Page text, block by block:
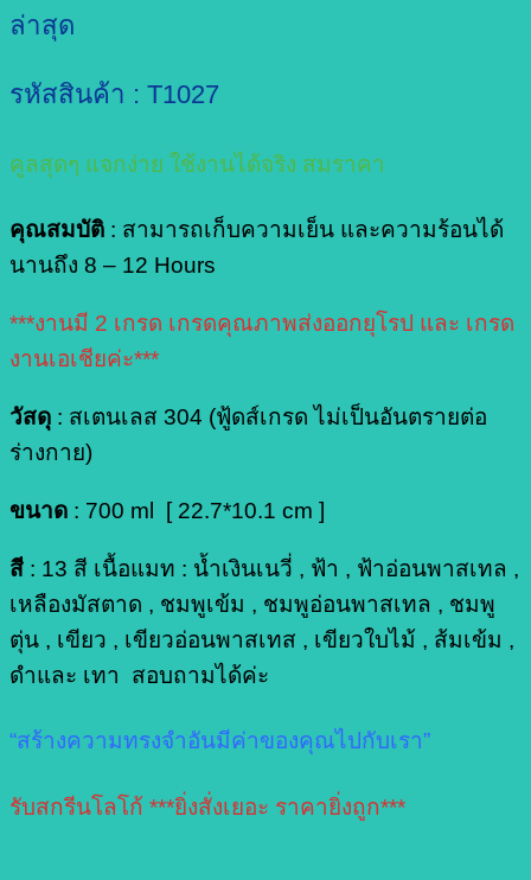
ล่าสุด
รหัสสินค้า : T1027
คูลสุดๆ แจกง่าย ใช้งานได้จริง สมราคา
คุณสมบัติ : สามารถเก็บความเย็น และความร้อนได้
นานถึง 8 – 12 Hours
***งานมี 2 เกรด เกรดคุณภาพส่งออกยุโรป และ เกรด
งานเอเชียค่ะ***
วัสดุ : สเตนเลส 304 (ฟู้ดส์เกรด ไม่เป็นอันตรายต่อ
ร่างกาย)
ขนาด : 700 ml [ 22.7*10.1 cm ]
สี : 13 สี เนื้อแมท : น้ำเงินเนวี่ , ฟ้า , ฟ้าอ่อนพาสเทล ,
เหลืองมัสตาด , ชมพูเข้ม , ชมพูอ่อนพาสเทล , ชมพู
ตุ่น , เขียว , เขียวอ่อนพาสเทส , เขียวใบไม้ , ส้มเข้ม ,
ดำและ เทา สอบถามได้ค่ะ
“สร้างความทรงจำอันมีค่าของคุณไปกับเรา”
รับสกรีนโลโก้ ***ยิ่งสั่งเยอะ ราคายิ่งถูก***